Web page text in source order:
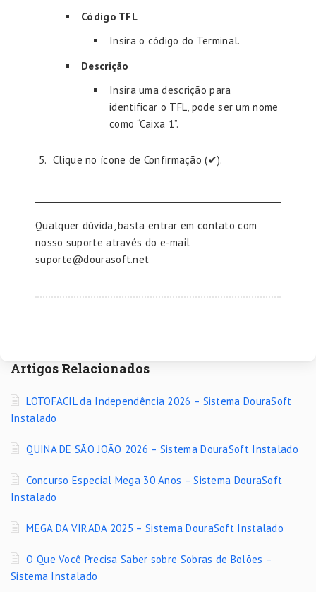
Código TFL
Insira o código do Terminal.
Descrição
Insira uma descrição para
identificar o TFL, pode ser um nome
como “Caixa 1”.
Clique no ícone de Confirmação (✔).
Qualquer dúvida, basta entrar em contato com
nosso suporte através do e-mail
suporte@dourasoft.net
Artigos Relacionados
LOTOFACIL da Independência 2026 – Sistema DouraSoft
Instalado
QUINA DE SÃO JOÃO 2026 – Sistema DouraSoft Instalado
Concurso Especial Mega 30 Anos – Sistema DouraSoft
Instalado
MEGA DA VIRADA 2025 – Sistema DouraSoft Instalado
O Que Você Precisa Saber sobre Sobras de Bolões –
Sistema Instalado